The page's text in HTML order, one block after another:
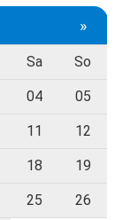
»
Sa So
04 05
11 12
18 19
25 26